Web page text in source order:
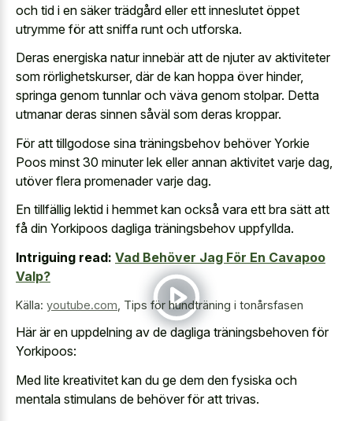
och tid i en säker trädgård eller ett inneslutet öppet
utrymme för att sniffa runt och utforska.
Deras energiska natur innebär att de njuter av aktiviteter
som rörlighetskurser, där de kan hoppa över hinder,
springa genom tunnlar och väva genom stolpar. Detta
utmanar deras sinnen såväl som deras kroppar.
För att tillgodose sina träningsbehov behöver Yorkie
Poos minst 30 minuter lek eller annan aktivitet varje dag,
utöver flera promenader varje dag.
En tillfällig lektid i hemmet kan också vara ett bra sätt att
få din Yorkipoos dagliga träningsbehov uppfyllda.
Intriguing read: Vad Behöver Jag För En Cavapoo
Valp?
Källa: youtube.com Tips för hundträning i tonårsfasen
Här är en uppdelning av de dagliga träningsbehoven för
Yorkipoos:
Med lite kreativitet kan du ge dem den fysiska och
mentala stimulans de behöver för att trivas.